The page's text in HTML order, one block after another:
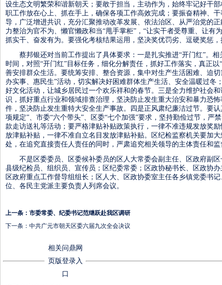
设生态文明繁荣和谐新朝天；要敢于担当，主动作为，始终牢记好干
职工作放在心上、抓在手上，确保各项工作高效完成；要振奋精神、
导，广泛增进共识，充分汇聚推动改革发展、依法治区、从严治党的
力整治为官不为、懒官懒政和当“甩手掌柜”，“让实干者受尊重、让有
抓实干、奋发有为。要强化考核结果运用，坚决奖优罚劣、逗硬奖惩
蔡邦银还对当前工作提出了具体要求：一是扎实推进“开门红”。相
时间，对照“开门红”目标任务，细化分解责任，抓好工作落实，真正
善安排群众生活。要统筹安排、整合资源，集中对生产生活困难、迫
办实事、惠民生”活动，切实解决好困难群体生产生活、安全温暖过冬
好文化活动，让城乡居民过一个欢乐祥和的春节。三是全力维护社会
识，抓好重点行业和领域排查治理，坚决防止发生重大治安和暴力恐
件，坚决防止发生重特大安全生产事故。四是正风肃纪廉洁过节。要
项规定”、市委“六个带头”、区委“七个加强”要求，坚持勤俭过节，严
款走访送礼等活动；要严格津贴补贴政策执行，一律不准违规发放奖
放津贴补贴，一律不准自立名目发放津贴补贴。区纪检监察机关要加
处，在追究直接责任人责任的同时，严肃追究相关领导的主体责任和
不是区委委员、区委候补委员的区人大常委会副主任、区政府副区
县级纪检员、组织员、宣传员；区纪委常委；区政协秘书长、区政协
区政府重点工作督导组组长；区人大、区政协委室主任各乡镇党委书
位、各民主党派主要负责人列席会议。
上一条： 市委常委、纪委书记范继跃赴我区调研
下一条： 中共广元市朝天区委六届九次全会决议
相关问鼎网
页版登录入
口